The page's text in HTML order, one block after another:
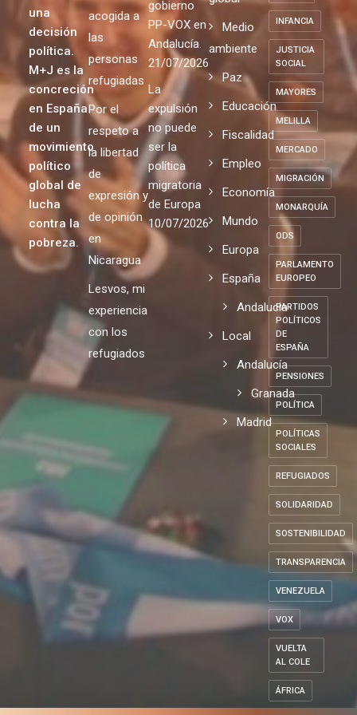
una
decisión
política.
M+J es la
concreción
en España
de un
movimiento
político
global de
lucha
contra la
pobreza.
acogida a
las
personas
refugiadas
Por el
respeto a
la libertad
de
expresión y
de opinión
en
Nicaragua
Lesvos, mi
experiencia
con los
refugiados
gobierno
PP-VOX en
Andalucía.
21/07/2026
La
expulsión
no puede
ser la
política
migratoria
de Europa
10/07/2026
Medio
ambiente
Paz
Educación
Fiscalidad
Empleo
Economía
Mundo
Europa
España
Andalucia
Local
Andalucía
Granada
Madrid
INFANCIA
JUSTICIA
SOCIAL
MAYORES
MELILLA
MERCADO
MIGRACIÓN
MONARQUÍA
ODS
PARLAMENTO
EUROPEO
PARTIDOS
POLÍTICOS
DE
ESPAÑA
PENSIONES
POLÍTICA
POLÍTICAS
SOCIALES
REFUGIADOS
SOLIDARIDAD
SOSTENIBILIDAD
TRANSPARENCIA
VENEZUELA
VOX
VUELTA
AL COLE
ÁFRICA